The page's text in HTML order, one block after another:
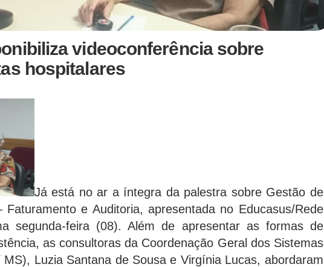
videoconferência sobre
hospitalares
Já está no ar a íntegra da palestra sobre Gestão de
Faturamento e Auditoria, apresentada no Educasus/Rede
segunda-feira (08). Além de apresentar as formas de
as consultoras da Coordenação Geral dos Sistemas
Luzia Santana de Sousa e Virgínia Lucas, abordaram